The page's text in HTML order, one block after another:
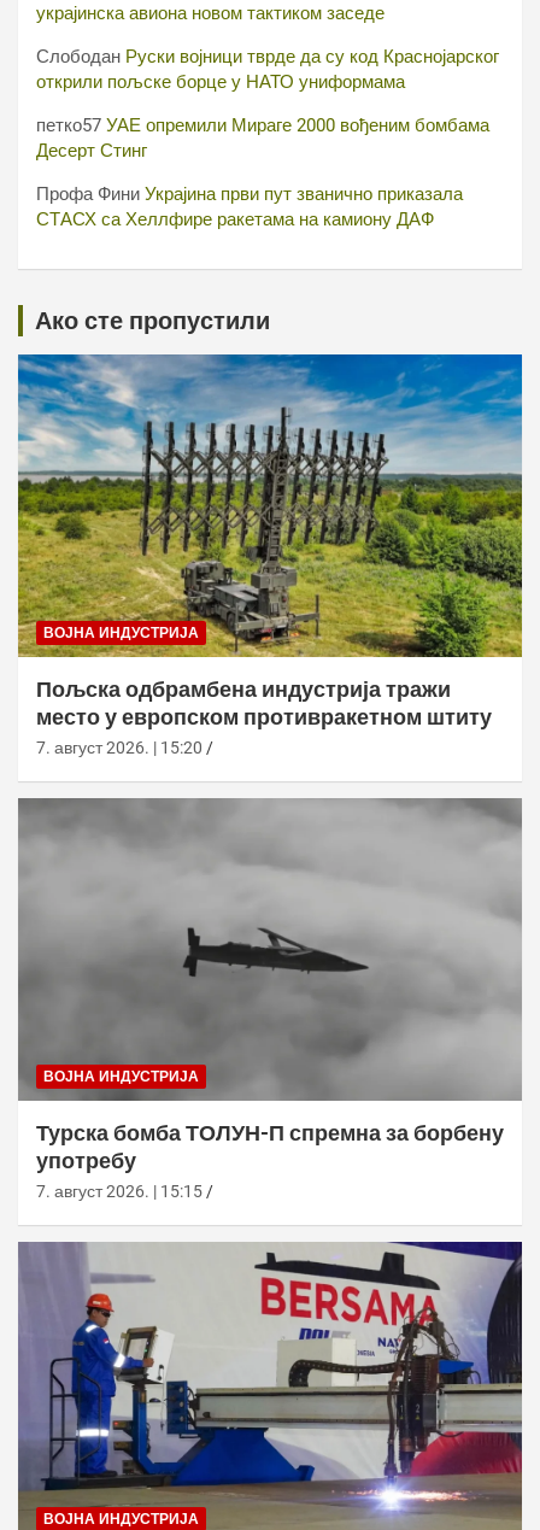
украјинска авиона новом тактиком заседе
Слободан Руски војници тврде да су код Краснојарског
открили пољске борце у НАТО униформама
петко57 УАЕ опремили Мираге 2000 вођеним бомбама
Десерт Стинг
Профа Фини Украјина први пут званично приказала
СТАСХ са Хеллфире ракетама на камиону ДАФ
Ако сте пропустили
ВОЈНА ИНДУСТРИЈА
Пољска одбрамбена индустрија тражи
место у европском противракетном штиту
7. август 2026. | 15:20
ВОЈНА ИНДУСТРИЈА
Турска бомба ТОЛУН-П спремна за борбену
употребу
7. август 2026. | 15:15
ВОЈНА ИНДУСТРИЈА